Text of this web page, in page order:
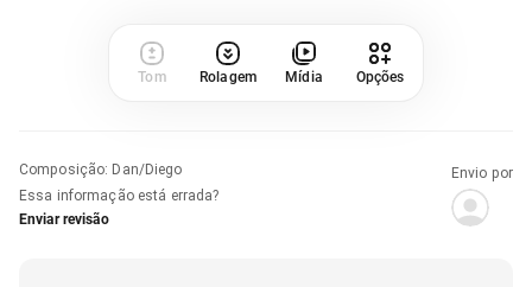
Tom Rolagem Mídia Opções
Composição: Dan/Diego
Essa informação está errada?
Enviar revisão
Envio por